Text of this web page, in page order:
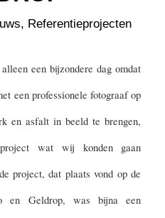
, Referentieprojecten
een bijzondere dag omdat
een professionele fotograaf op
en asfalt in beeld te brengen,
wat wij konden gaan
project, dat plaats vond op de
en Geldrop, was bijna een